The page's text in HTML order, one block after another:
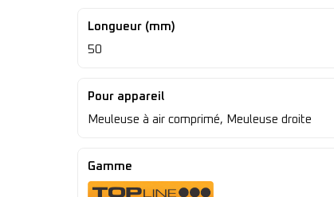
Longueur (mm)
50
Pour appareil
Meuleuse à air comprimé, Meuleuse droite
Gamme